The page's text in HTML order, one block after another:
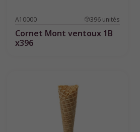
A10000 396 unités
Cornet Mont ventoux 1B
x396